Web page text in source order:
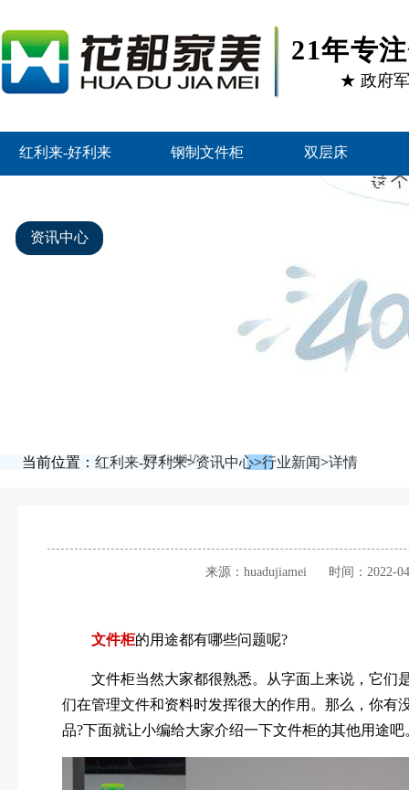
21年专
★ 政府
红利来-好利来 钢制文件柜 双层床
客户案例
资讯中心
当前位置： 红利来-好利来>资讯中心>行业新闻>详情
来源：huadujiamei 时间：2022-
文件柜的用途都有哪些问题呢?
文件柜当然大家都很熟悉。从字面上来说，它们
们在管理文件和资料时发挥很大的作用。那么，你有
品?下面就让小编给大家介绍一下文件柜的其他用途吧